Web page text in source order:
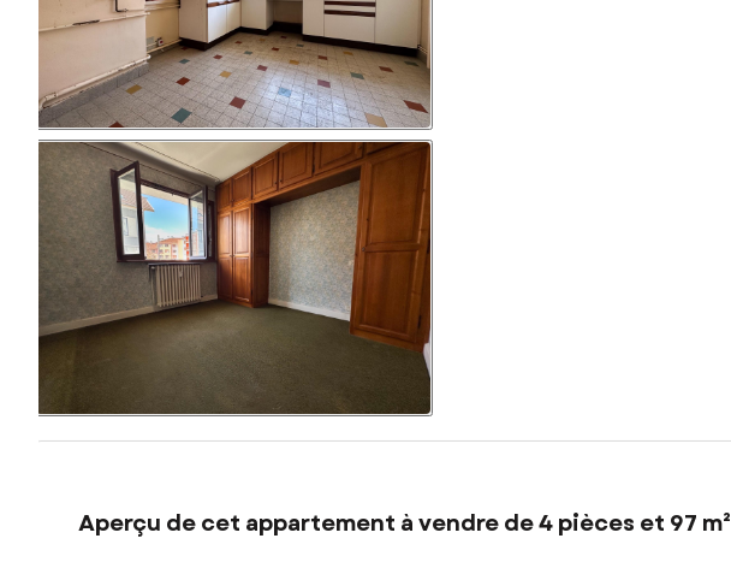
Aperçu de cet appartement à vendre de 4 pièces et 97 m²